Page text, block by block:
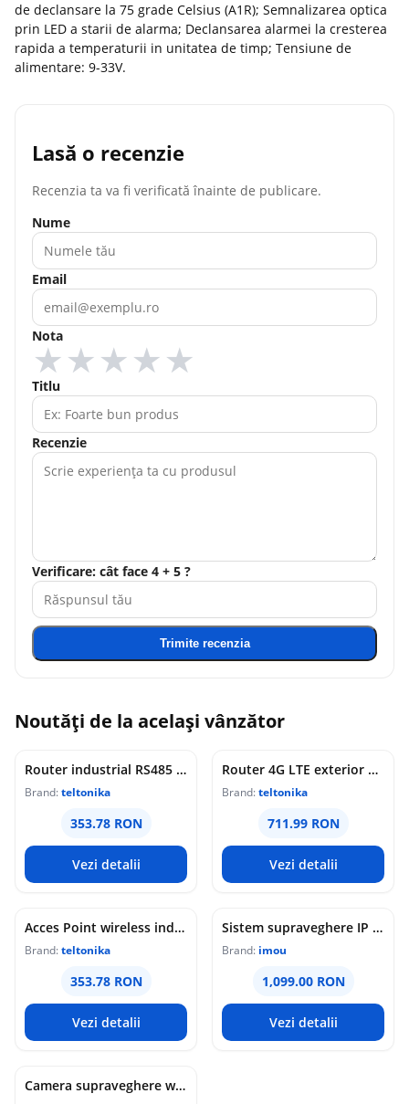
de declansare la 75 grade Celsius (A1R); Semnalizarea optica
prin LED a starii de alarma; Declansarea alarmei la cresterea
rapida a temperaturii in unitatea de timp; Tensiune de
alimentare: 9-33V.
Lasă o recenzie
Recenzia ta va fi verificată înainte de publicare.
Nume
Email
Nota
★
★
★
★
★
Titlu
Recenzie
Verificare: cât face 4 + 5 ?
Trimite recenzia
Noutăți de la același vânzător
Router industrial RS485 Teltonika RUT145, WiFi 4, 2x porturi Ethernet 10/100 Mbps, 1x RP-SMA, PoE pasiv, maganement de la distanta, montaj sina DIN
Brand:teltonika
353.78 RON
Vezi detalii
Router 4G LTE exterior Teltonika OTD144, WiFi, Cat 4, 150 Mbps, 2x porturi Ethernet, dual SIM, PoE, management de la distanta
Brand:teltonika
711.99 RON
Vezi detalii
Acces Point wireless industrial Teltonika DAP145, RS485, WiFi 4, Mesh, STA, 1x antena RP-SMA, 2x LAN 10/100 Mbps, PoE pasiv, sina DIN
Brand:teltonika
353.78 RON
Vezi detalii
Sistem supraveghere IP WiFi 6 cu panou solar Imou Full Color AOV AIR 2, 2 camere, 5MP, slot card, microfon/difuzor, IR/lumina alba 15m, 5000mAh, detectie om/vehicul, sirena
Brand: imou
1,099.00 RON
Vezi detalii
Camera supraveghere wireless IP PT Imou Titan Pro 4G LTE Active Deterrence IPC-U7LP-6T0T, 6 MP, 3.6 mm, IR 30 m, microfon si difuzor, slot card, night vision color, auto-tracking, detectie miscare, alarma, PoE